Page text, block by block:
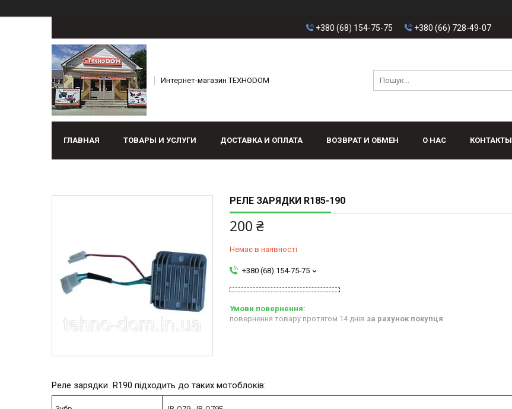
+380 (68) 154-75-75 +380 (66) 728-49-07
Интернет-магазин ТЕХНОDOM
ГЛАВНАЯ ТОВАРЫ И УСЛУГИ ДОСТАВКА И ОПЛАТА ВОЗВРАТ И ОБМЕН О НАС КОНТАКТЫ
РЕЛЕ ЗАРЯДКИ R185-190
200 ₴
Немає в наявності
+380 (68) 154-75-75
повернення товару протягом 14 днів за рахунок покупця
Реле зарядки R190 підходить до таких мотоблоків: